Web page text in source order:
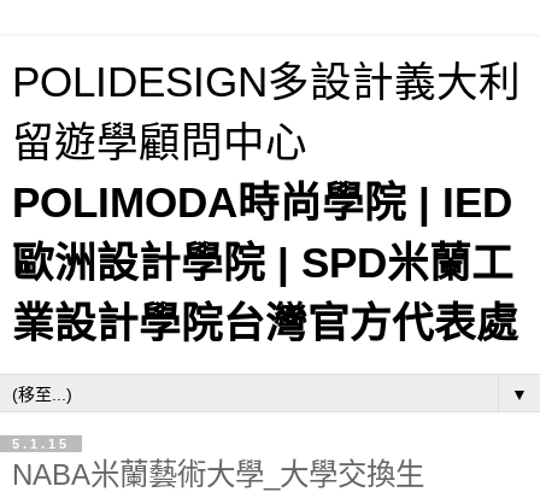
POLIDESIGN多設計義大利
留遊學顧問中心
POLIMODA時尚學院 | IED
歐洲設計學院 | SPD米蘭工
業設計學院台灣官方代表處
▼
5.1.15
NABA米蘭藝術大學_大學交換生